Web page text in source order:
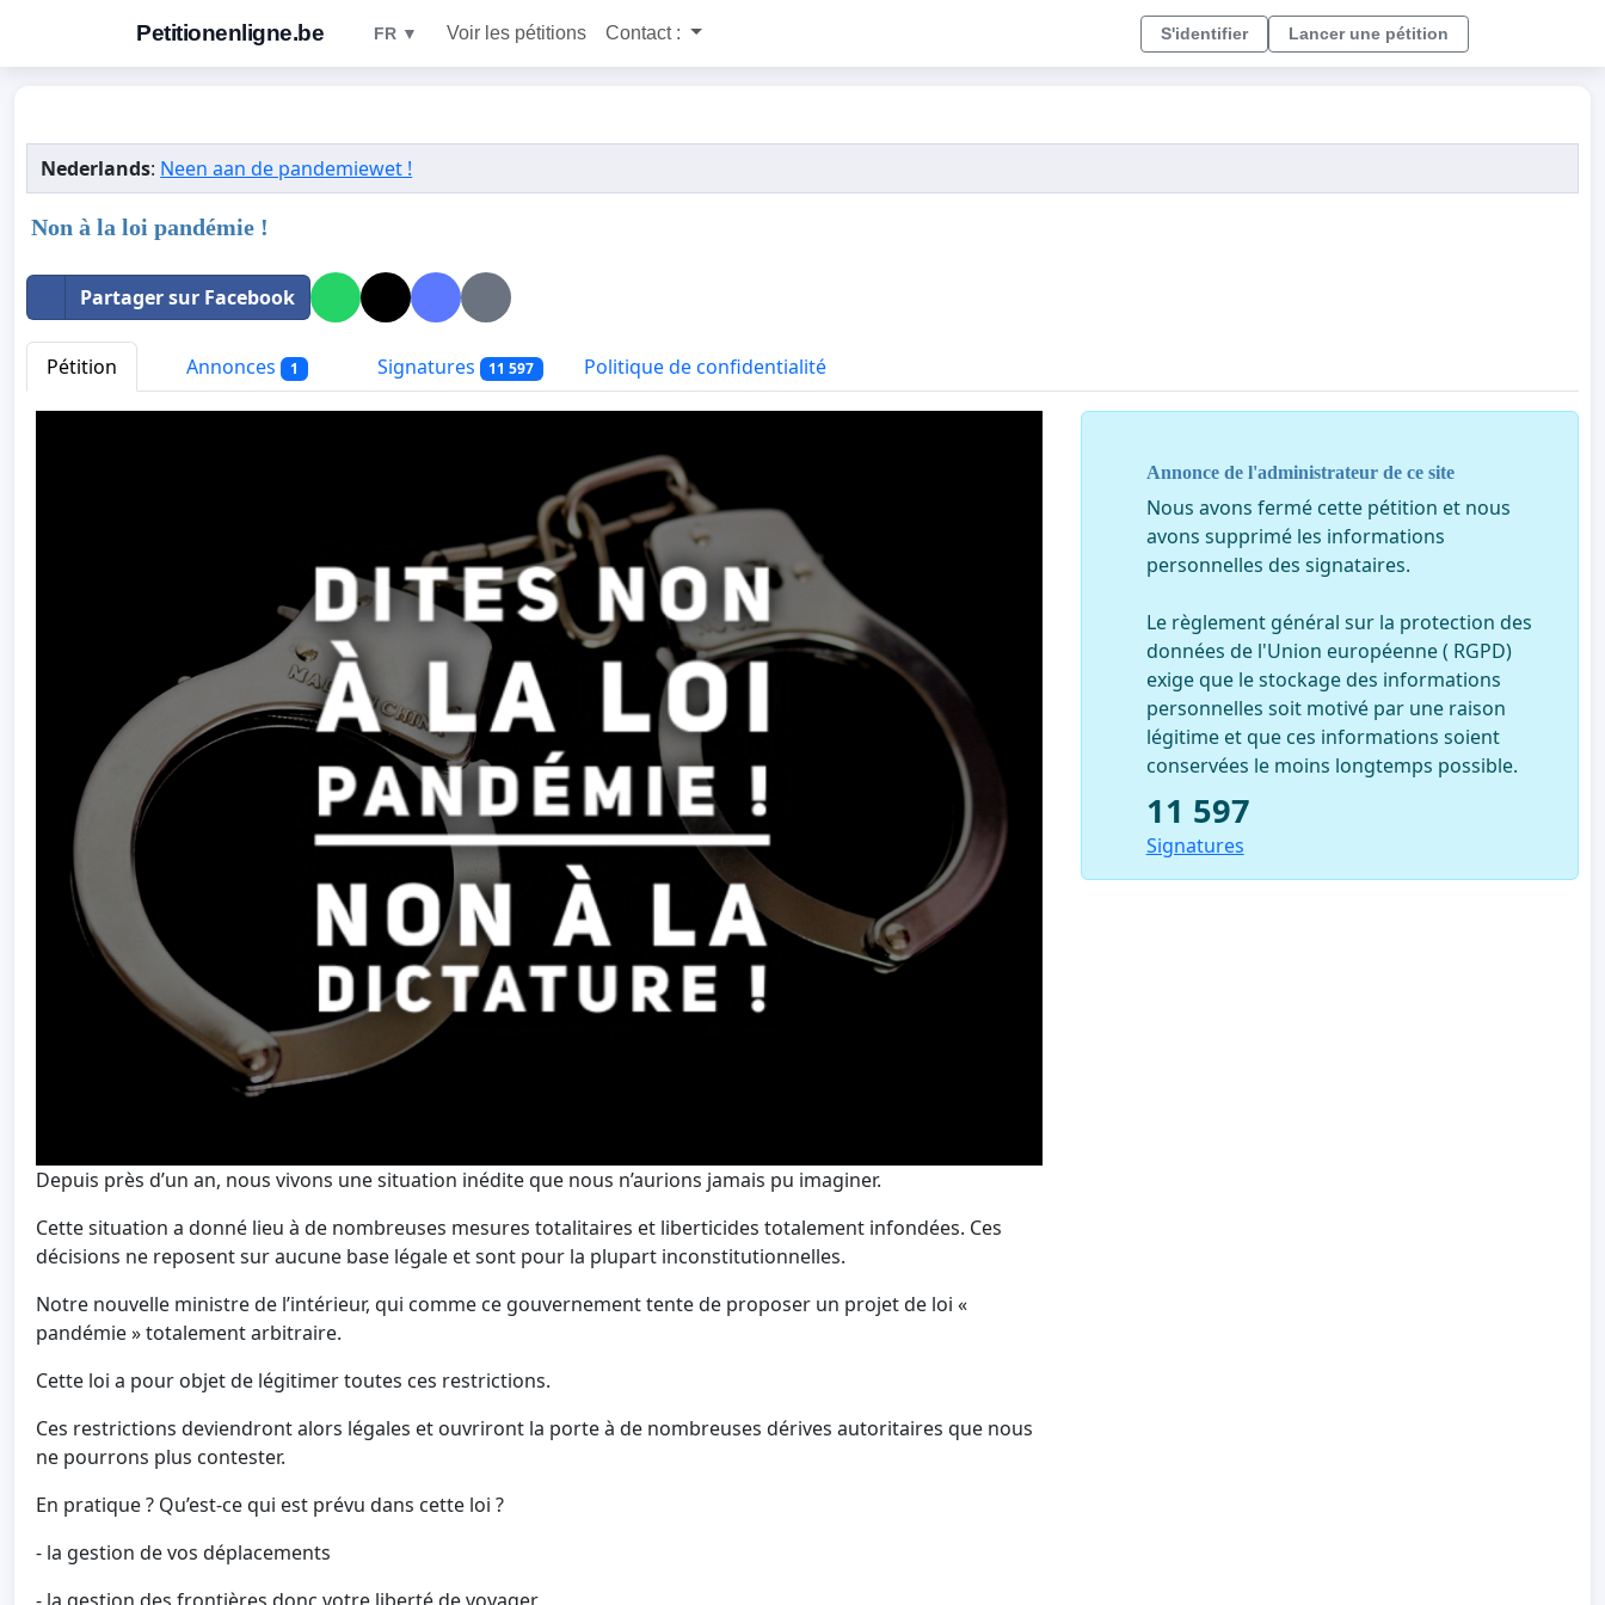
Petitionenligne.be FR ▼ Voir les pétitions Contact : S'identifier Lancer une pétition
Nederlands: Neen aan de pandemiewet !
Non à la loi pandémie !
Partager sur Facebook
Pétition Annonces 1 Signatures 11 597 Politique de confidentialité
Depuis près d’un an, nous vivons une situation inédite que nous n’aurions jamais pu imaginer.
Cette situation a donné lieu à de nombreuses mesures totalitaires et liberticides totalement infondées. Ces
décisions ne reposent sur aucune base légale et sont pour la plupart inconstitutionnelles.
Notre nouvelle ministre de l’intérieur, qui comme ce gouvernement tente de proposer un projet de loi «
pandémie » totalement arbitraire.
Cette loi a pour objet de légitimer toutes ces restrictions.
Ces restrictions deviendront alors légales et ouvriront la porte à de nombreuses dérives autoritaires que nous
ne pourrons plus contester.
En pratique ? Qu’est-ce qui est prévu dans cette loi ?
- la gestion de vos déplacements
Annonce de l'administrateur de ce site
Nous avons fermé cette pétition et nous
avons supprimé les informations
personnelles des signataires.
Le règlement général sur la protection des
données de l'Union européenne ( RGPD)
exige que le stockage des informations
personnelles soit motivé par une raison
légitime et que ces informations soient
conservées le moins longtemps possible.
11 597
Signatures